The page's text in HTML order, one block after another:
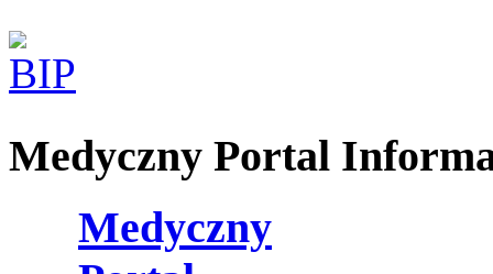
Medyczny Portal
Medyczny